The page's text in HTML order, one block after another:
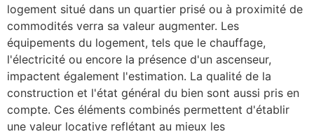
logement situé dans un quartier prisé ou à proximité de
commodités verra sa valeur augmenter. Les
équipements du logement, tels que le chauffage,
l'électricité ou encore la présence d'un ascenseur,
impactent également l'estimation. La qualité de la
construction et l'état général du bien sont aussi pris en
compte. Ces éléments combinés permettent d'établir
une valeur locative reflétant au mieux les